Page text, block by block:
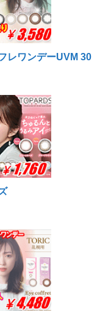
レワンデーUVM 30